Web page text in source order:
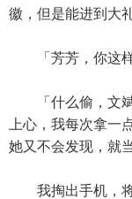
徽，但是能进到大
「芳芳，你这样
「什么偷，文斌
上心，我每次拿一
她又不会发现，就
我掏出手机，将